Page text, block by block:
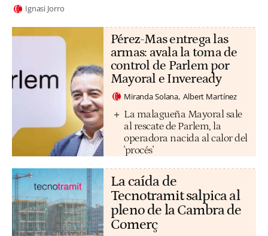
Ignasi Jorro
Pérez-Mas entrega las
armas: avala la toma de
control de Parlem por
Mayoral e Inveready
Miranda Solana Albert Martínez
La malagueña Mayoral sale
al rescate de Parlem, la
operadora nacida al calor del
'procés'
La caída de
Tecnotramit salpica al
pleno de la Cambra de
Comerç